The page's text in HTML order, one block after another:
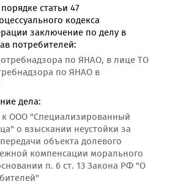
статьи 47
кодекса
заключение по делу в
потребителей:
по ЯНАО, в лице ТО
по ЯНАО в
дела:
к ООО "Специализированный
о взыскании неустойки за
объекта долевого
компенсации морального
п. 6 ст. 13 Закона РФ "О